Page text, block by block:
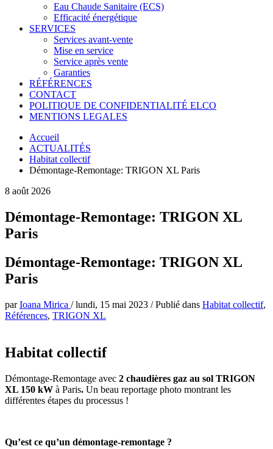
Eau Chaude Sanitaire (ECS)
Efficacité énergétique
SERVICES
Services avant-vente
Mise en service
Service après vente
Garanties
RÉFÉRENCES
CONTACT
POLITIQUE DE CONFIDENTIALITÉ ELCO
MENTIONS LEGALES
Accueil
ACTUALITÉS
Habitat collectif
Démontage-Remontage: TRIGON XL Paris
8 août 2026
Démontage-Remontage: TRIGON XL
Paris
Démontage-Remontage: TRIGON XL
Paris
parIoana Mirica /lundi, 15 mai 2023 /Publié dans Habitat collectif,
Références, TRIGON XL
Habitat collectif
Démontage-Remontage avec 2 chaudières gaz au sol TRIGON
XL 150 kW à Paris. Un beau reportage photo montrant les
différentes étapes du processus !
Qu’est ce qu’un démontage-remontage ?